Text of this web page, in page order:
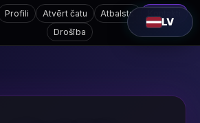
Profili Atvērt čatu Atbalsts
Drošība
LV